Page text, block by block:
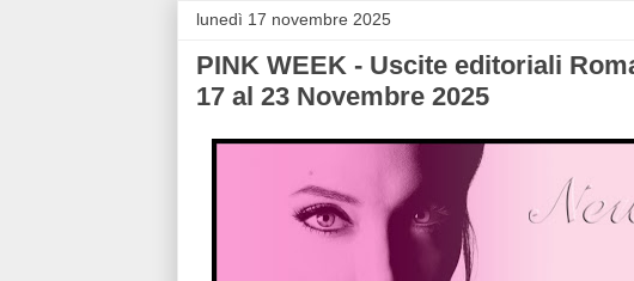
lunedì 17 novembre 2025
PINK WEEK - Uscite editoriali
17 al 23 Novembre 2025